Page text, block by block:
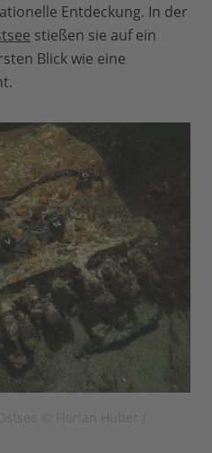
Entdeckung. In der
stießen sie auf ein
Blick wie eine